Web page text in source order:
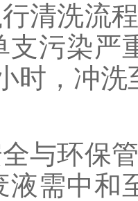
洗流程
支污染严
时，冲
环保管
液需中和